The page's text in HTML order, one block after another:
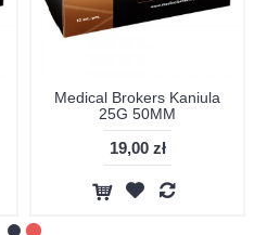
Medical Brokers Kaniula
25G 50MM
19,00 zł